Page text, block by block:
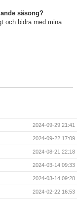
säsong?
och bidra med mina
2024-09-29 21:41
2024-09-22 17:09
2024-08-21 22:18
2024-03-14 09:33
2024-03-14 09:28
2024-02-22 16:53